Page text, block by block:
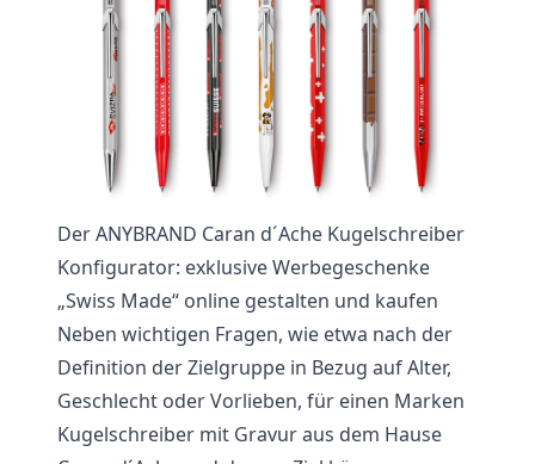
Der ANYBRAND Caran d´Ache Kugelschreiber
Konfigurator: exklusive Werbegeschenke
„Swiss Made“ online gestalten und kaufen
Neben wichtigen Fragen, wie etwa nach der
Definition der Zielgruppe in Bezug auf Alter,
Geschlecht oder Vorlieben, für einen Marken
Kugelschreiber mit Gravur aus dem Hause